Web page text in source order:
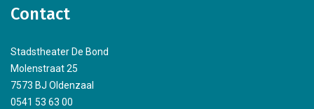
Contact
Stadstheater De Bond
Molenstraat 25
7573 BJ Oldenzaal
0541 53 63 00